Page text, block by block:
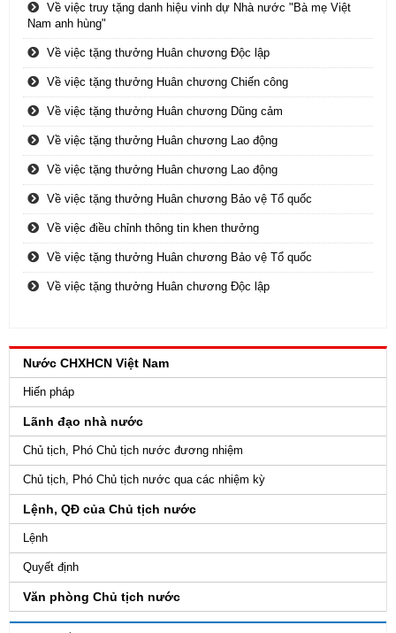
Về việc truy tặng danh hiệu vinh dự Nhà nước "Bà mẹ Việt
Nam anh hùng"
Về việc tặng thưởng Huân chương Độc lập
Về việc tặng thưởng Huân chương Chiến công
Về việc tặng thưởng Huân chương Dũng cảm
Về việc tặng thưởng Huân chương Lao động
Về việc tặng thưởng Huân chương Lao động
Về việc tặng thưởng Huân chương Bảo vệ Tổ quốc
Về việc điều chỉnh thông tin khen thưởng
Về việc tặng thưởng Huân chương Bảo vệ Tổ quốc
Về việc tặng thưởng Huân chương Độc lập
Nước CHXHCN Việt Nam
Hiến pháp
Lãnh đạo nhà nước
Chủ tịch, Phó Chủ tịch nước đương nhiệm
Chủ tịch, Phó Chủ tịch nước qua các nhiệm kỳ
Lệnh, QĐ của Chủ tịch nước
Lệnh
Quyết định
Văn phòng Chủ tịch nước